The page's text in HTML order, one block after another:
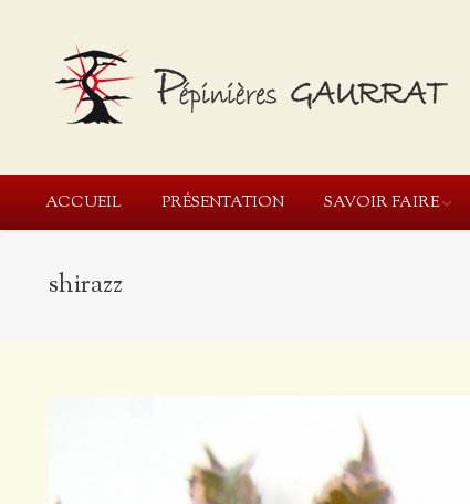
ACCUEIL PRÉSENTATION SAVOIR FAIRE
shirazz